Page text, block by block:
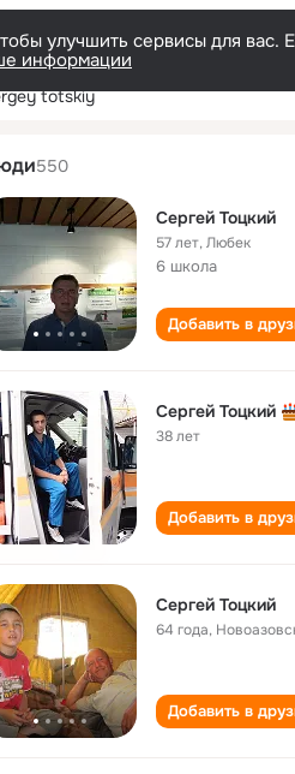
улучшить сервисы для вас.
информации
totskiy
550
Сергей Тоцкий
57 лет,Любек
6 школа
Добавить в
Сергей Тоцкий
38 лет
Добавить в
Сергей Тоцкий
64 года,
Добавить в